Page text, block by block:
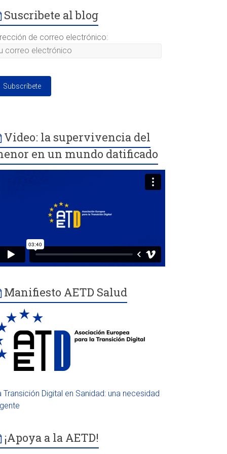
Suscribete al blog
de correo electrónico:
Video: la supervivencia del
en un mundo datificado
Manifiesto AETD Salud
Transición Digital en Sanidad: una necesidad
¡Apoya a la AETD!